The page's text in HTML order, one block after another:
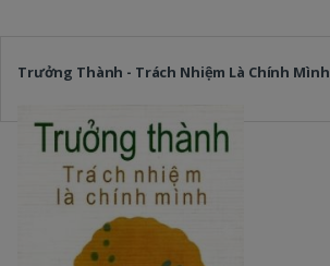
Trưởng Thành - Trách Nhiệm Là Chính Mình